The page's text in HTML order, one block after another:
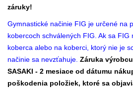
záruky!
Gymnastické načinie FIG je určené na
kobercoch schválených FIG. Ak sa
koberca alebo na koberci, ktorý nie je
načinie sa nevzťahuje. Záruka
SASAKI - 2 mesiace od dátumu
poškodenia položiek, ktoré sa